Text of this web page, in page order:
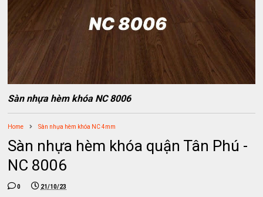
Sàn nhựa hèm khóa NC 8006
Home Sàn nhựa hèm khóa NC 4mm
Sàn nhựa hèm khóa quận Tân Phú -
NC 8006
0 21/10/23